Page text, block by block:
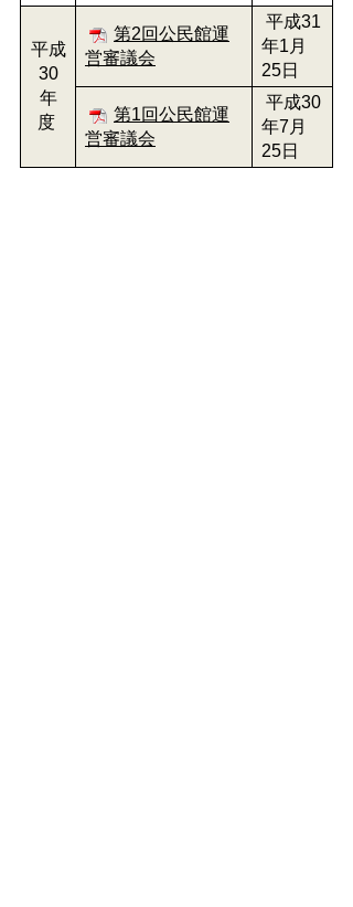
平成
30
年
度
第2回公民館運
営審議会
平成31
年1月
25日
第1回公民館運
営審議会
平成30
年7月
25日